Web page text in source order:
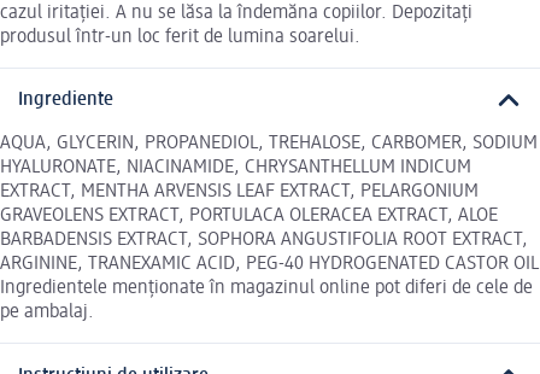
cazul iritației. A nu se lăsa la îndemăna copiilor. Depozitați
produsul într-un loc ferit de lumina soarelui.
Ingrediente
AQUA, GLYCERIN, PROPANEDIOL, TREHALOSE, CARBOMER, SODIUM
HYALURONATE, NIACINAMIDE, CHRYSANTHELLUM INDICUM
EXTRACT, MENTHA ARVENSIS LEAF EXTRACT, PELARGONIUM
GRAVEOLENS EXTRACT, PORTULACA OLERACEA EXTRACT, ALOE
BARBADENSIS EXTRACT, SOPHORA ANGUSTIFOLIA ROOT EXTRACT,
ARGININE, TRANEXAMIC ACID, PEG-40 HYDROGENATED CASTOR OIL
Ingredientele menționate în magazinul online pot diferi de cele de
pe ambalaj.